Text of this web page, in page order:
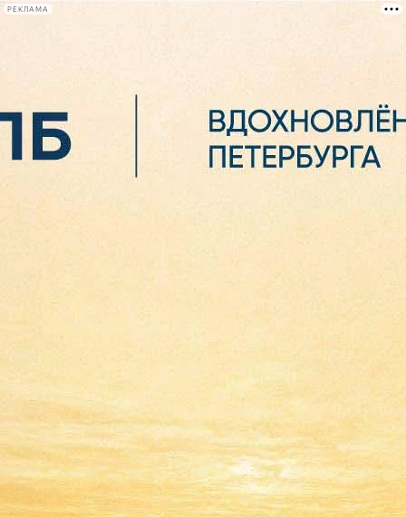
РЕКЛАМА
Сегодня: